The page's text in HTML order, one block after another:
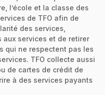
l’école et la classe des
de TFO afin de
des services,
aux services et de retirer
qui ne respectent pas les
TFO collecte aussi
de cartes de crédit de
à des services payants